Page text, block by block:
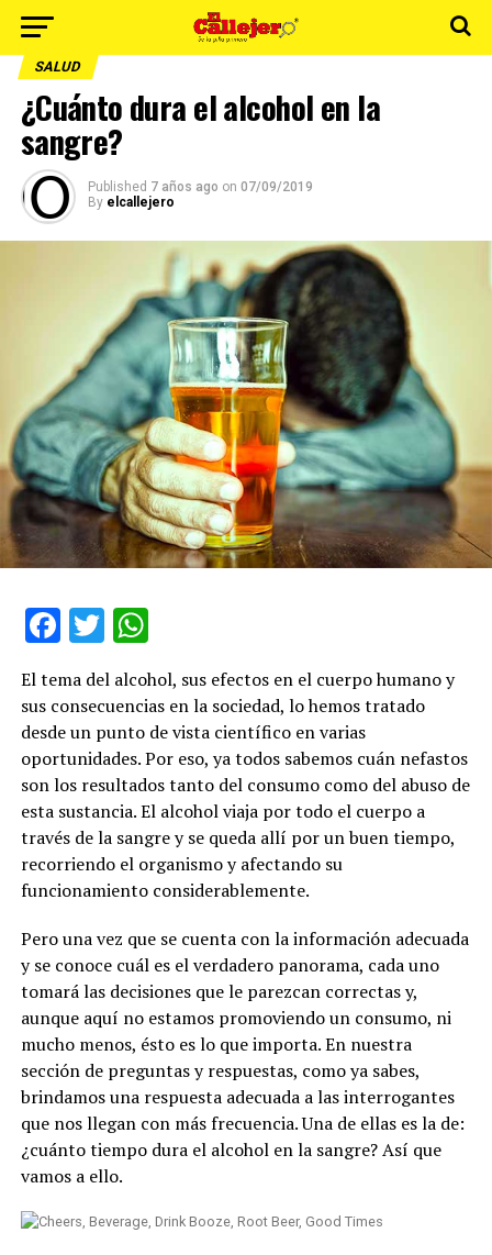
SALUD
¿Cuánto dura el alcohol en la
sangre?
Published 7 años ago on 07/09/2019
By elcallejero
Facebook
Twitter
El tema del alcohol, sus efectos en el cuerpo humano y
sus consecuencias en la sociedad, lo hemos tratado
desde un punto de vista científico en varias
oportunidades. Por eso, ya todos sabemos cuán nefastos
son los resultados tanto del consumo como del abuso de
esta sustancia. El alcohol viaja por todo el cuerpo a
través de la sangre y se queda allí por un buen tiempo,
recorriendo el organismo y afectando su
funcionamiento considerablemente.
Pero una vez que se cuenta con la información adecuada
y se conoce cuál es el verdadero panorama, cada uno
tomará las decisiones que le parezcan correctas y,
aunque aquí no estamos promoviendo un consumo, ni
mucho menos, ésto es lo que importa. En nuestra
sección de preguntas y respuestas, como ya sabes,
brindamos una respuesta adecuada a las interrogantes
que nos llegan con más frecuencia. Una de ellas es la de:
¿cuánto tiempo dura el alcohol en la sangre? Así que
vamos a ello.